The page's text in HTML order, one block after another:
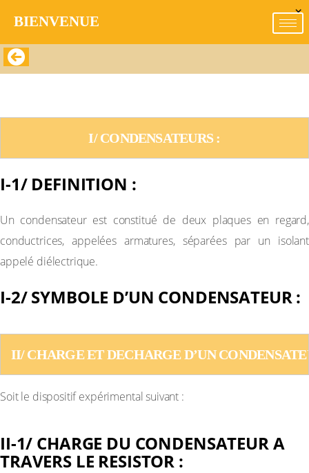
BIENVENUE​
I/ CONDENSATEURS :
I-1/ DEFINITION :
Un condensateur est constitué de deux plaques en regard,
conductrices, appelées armatures, séparées par un isolant
appelé diélectrique.
I-2/ SYMBOLE D’UN CONDENSATEUR :
II/ CHARGE ET DECHARGE D’UN
Soit le dispositif expérimental suivant :
II-1/ CHARGE DU CONDENSATEUR A
TRAVERS LE RESISTOR :
×